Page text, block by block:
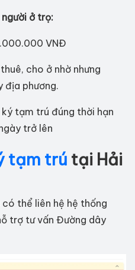
ở trọ:
VNĐ
cho ở nhờ nhưng
địa phương.
tạm trú đúng thời hạn
trở lên
tạm trú tại Hải
thể liên hệ hệ thống
trợ tư vấn Đường dây